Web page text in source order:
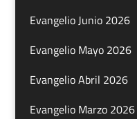
Evangelio Junio 2026
Evangelio Mayo 2026
Evangelio Abril 2026
Evangelio Marzo 2026